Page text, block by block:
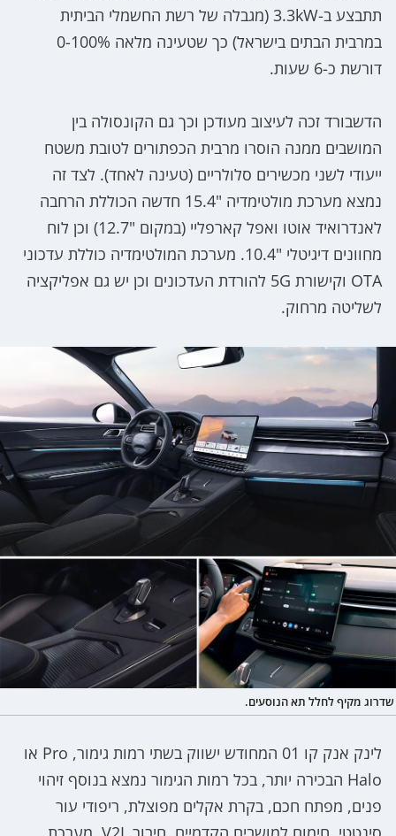
תתבצע ב-3.3kW (מגבלה של רשת החשמלי הביתית
במרבית הבתים בישראל) כך שטעינה מלאה 0-100%
דורשת כ-6 שעות.
הדשבורד זכה לעיצוב מעודכן וכך גם הקונסולה בין
המושבים ממנה הוסרו מרבית הכפתורים לטובת משטח
ייעודי לשני מכשירים סלולריים (טעינה לאחד). לצד זה
נמצא מערכת מולטימדיה "15.4 חדשה הכוללת הרחבה
לאנדרואיד אוטו ואפל קארפליי (במקום "12.7) וכן לוח
מחוונים דיגיטלי "10.4. מערכת המולטימדיה כוללת עדכוני
OTA וקישורת 5G להורדת העדכונים וכן יש גם אפליקציה
לשליטה מרחוק.
שדרוג מקיף לחלל תא הנוסעים.
לינק אנק קו 01 המחודש ישווק בשתי רמות גימור, Pro או
Halo הבכירה יותר, בכל רמות הגימור נמצא בנוסף זיהוי
פנים, מפתח חכם, בקרת אקלים מפוצלת, ריפודי עור